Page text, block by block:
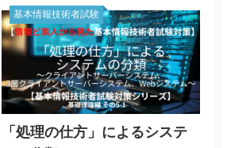
基本情報技術者試験
「処理の仕方」によるシステ